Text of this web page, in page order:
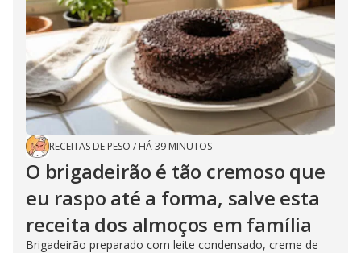
RECEITAS DE PESO / HÁ 39 MINUTOS
O brigadeirão é tão cremoso que
eu raspo até a forma, salve esta
receita dos almoços em família
Brigadeirão preparado com leite condensado, creme de